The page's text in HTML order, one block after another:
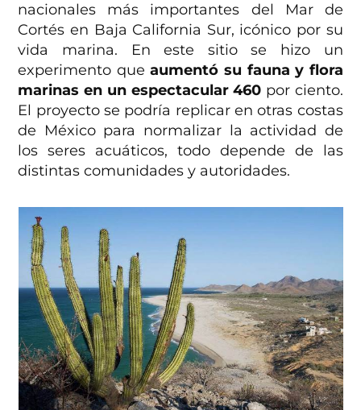
nacionales más importantes del Mar de
Cortés en Baja California Sur, icónico por su
vida marina. En este sitio se hizo un
experimento queaumentó su fauna y flora
marinas en un espectacular 460 por ciento.
El proyecto se podría replicar en otras costas
de México para normalizar la actividad de
los seres acuáticos, todo depende de las
distintas comunidades y autoridades.